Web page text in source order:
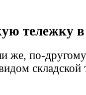
тележку
же, по-
складской